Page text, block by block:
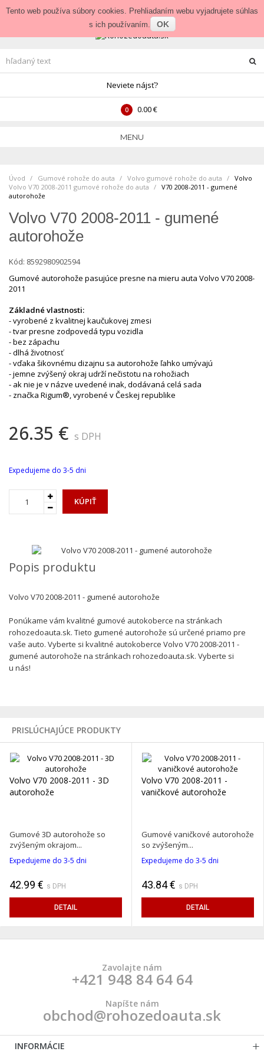
Prihlásenie • Veľkoobchod
Neviete nájsť?
0 0.00 €
MENU
Úvod Gumové rohože do auta Volvo gumové rohože do auta
Volvo V70 2008-2011 gumové rohože do auta
Volvo
V70 2008-2011 - gumené
autorohože
Volvo V70 2008-2011 - gumené
autorohože
Kód: 8592980902594
Gumové autorohože pasujúce presne na mieru auta Volvo V70 2008-
2011
Základné vlastnosti:
- vyrobené z kvalitnej kaučukovej zmesi
- tvar presne zodpovedá typu vozidla
- bez zápachu
- dlhá životnosť
- vďaka šikovnému dizajnu sa autorohože ľahko umývajú
- jemne zvýšený okraj udrží nečistotu na rohožiach
- ak nie je v názve uvedené inak, dodávaná celá sada
- značka Rigum®, vyrobené v Českej republike
26.35 € s DPH
Expedujeme do 3-5 dni
KÚPIŤ
Popis produktu
Volvo V70 2008-2011 - gumené autorohože
Ponúkame vám kvalitné gumové autokoberce na stránkach
rohozedoauta.sk. Tieto gumené autorohože sú určené priamo pre
vaše auto. Vyberte si kvalitné autokoberce Volvo V70 2008-2011 -
gumené autorohože na stránkach rohozedoauta.sk. Vyberte si
u nás!
PRISLÚCHAJÚCE PRODUKTY
Volvo V70 2008-2011 - 3D
autorohože
Gumové 3D autorohože so
zvýšeným okrajom...
Expedujeme do 3-5 dni
42.99 € s DPH
DETAIL
Volvo V70 2008-2011 -
vaničkové autorohože
Gumové vaničkové autorohože
so zvýšeným...
Expedujeme do 3-5 dni
43.84 € s DPH
DETAIL
Zavolajte nám
+421 948 84 64 64
Napíšte nám
obchod@rohozedoauta.sk
INFORMÁCIE
Tento web používa súbory cookies. Prehliadaním webu vyjadrujete súhlas
s ich používaním.
OK